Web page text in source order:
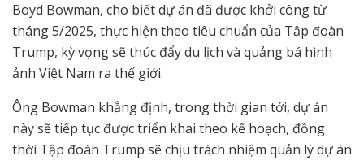
Boyd Bowman, cho biết dự án đã được khởi công từ
tháng 5/2025, thực hiện theo tiêu chuẩn của Tập đoàn
Trump, kỳ vọng sẽ thúc đẩy du lịch và quảng bá hình
ảnh Việt Nam ra thế giới.
Ông Bowman khẳng định, trong thời gian tới, dự án
này sẽ tiếp tục được triển khai theo kế hoạch, đồng
thời Tập đoàn Trump sẽ chịu trách nhiệm quản lý dự án